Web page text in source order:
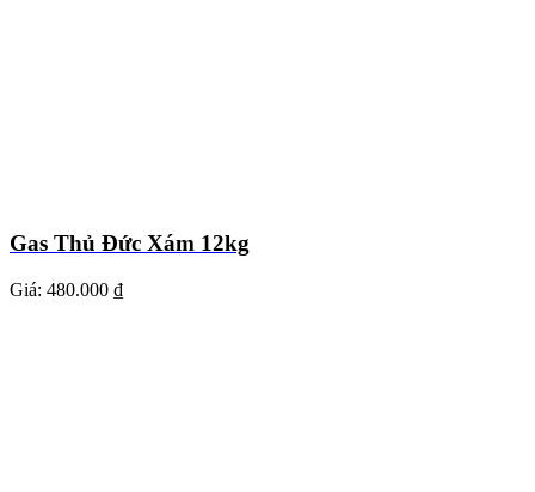
Gas Thủ Đức Xám 12kg
Giá: 480.000 ₫